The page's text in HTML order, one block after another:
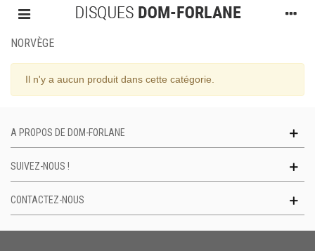
NORVÈGE
Il n'y a aucun produit dans cette catégorie.
A PROPOS DE DOM-FORLANE
SUIVEZ-NOUS !
CONTACTEZ-NOUS